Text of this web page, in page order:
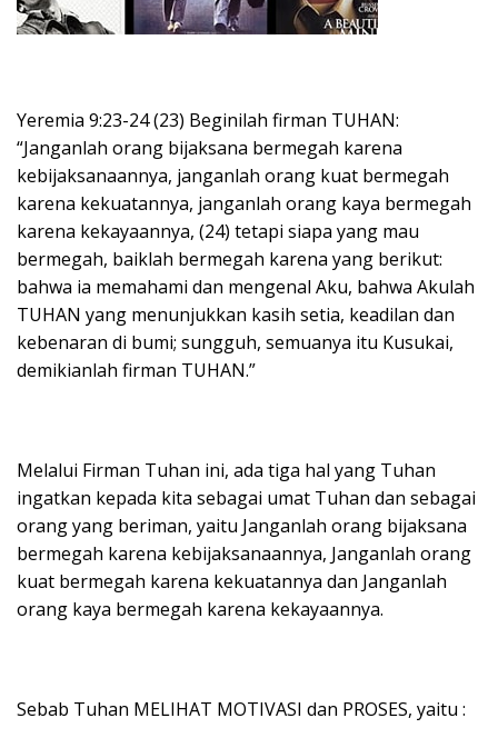
Yeremia 9:23-24 (23) Beginilah firman TUHAN:
“Janganlah orang bijaksana bermegah karena
kebijaksanaannya, janganlah orang kuat bermegah
karena kekuatannya, janganlah orang kaya bermegah
karena kekayaannya, (24) tetapi siapa yang mau
bermegah, baiklah bermegah karena yang berikut:
bahwa ia memahami dan mengenal Aku, bahwa Akulah
TUHAN yang menunjukkan kasih setia, keadilan dan
kebenaran di bumi; sungguh, semuanya itu Kusukai,
demikianlah firman TUHAN.”
Melalui Firman Tuhan ini, ada tiga hal yang Tuhan
ingatkan kepada kita sebagai umat Tuhan dan sebagai
orang yang beriman, yaitu Janganlah orang bijaksana
bermegah karena kebijaksanaannya, Janganlah orang
kuat bermegah karena kekuatannya dan Janganlah
orang kaya bermegah karena kekayaannya.
Sebab Tuhan MELIHAT MOTIVASI dan PROSES, yaitu :